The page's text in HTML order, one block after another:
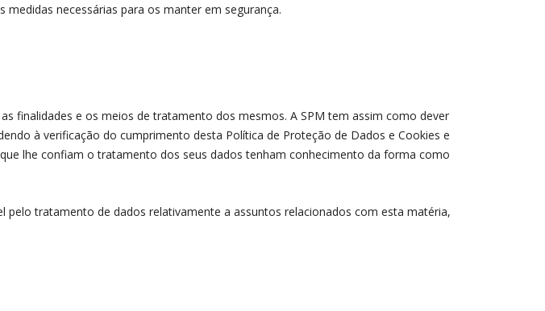
necessárias para os manter em segurança.
finalidades e os meios de tratamento dos mesmos. A SPM tem assim como dever
à verificação do cumprimento desta Política de Proteção de Dados e Cookies e
lhe confiam o tratamento dos seus dados tenham conhecimento da forma como
tratamento de dados relativamente a assuntos relacionados com esta matéria,